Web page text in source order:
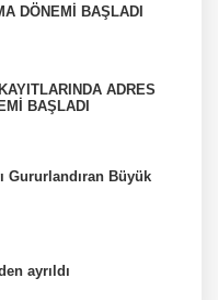
DÖNEMİ BAŞLADI
ADRES
BAŞLADI
Gururlandıran Büyük
ayrıldı